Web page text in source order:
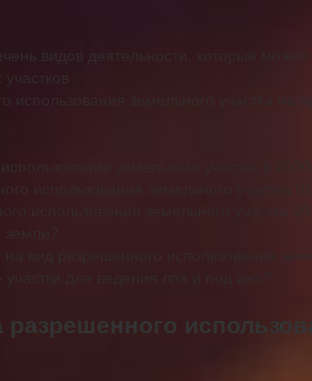
видов деятельности, которые
использования земельного участка
земельного участка в 2020
использования земельного участка
использования земельного участка
на вид разрешенного использования
для ведения лпх и под ижс?
разрешенного